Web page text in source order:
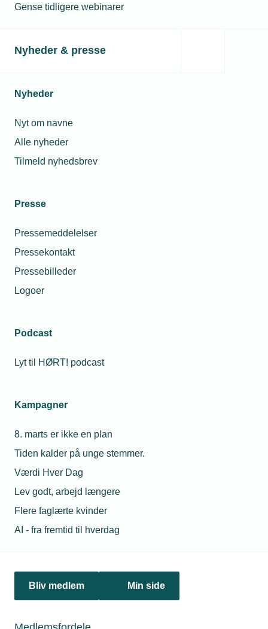
Gense tidligere webinarer
Nyheder & presse
Nyheder
Nyt om navne
Alle nyheder
Tilmeld nyhedsbrev
Presse
Pressemeddelelser
Pressekontakt
Pressebilleder
Logoer
Podcast
Lyt til HØRT! podcast
Kampagner
8. marts er ikke en plan
Tiden kalder på unge stemmer.
Værdi Hver Dag
Lev godt, arbejd længere
Flere faglærte kvinder
AI - fra fremtid til hverdag
Bliv medlem Min side
Politik & analyse
jura@tekniq.dk
tekniq@tekniq.dk